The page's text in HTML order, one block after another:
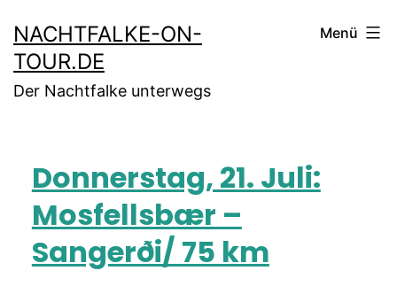
NACHTFALKE-ON-
TOUR.DE
Der Nachtfalke unterwegs
Menü
Donnerstag, 21. Juli:
Mosfellsbær –
Sangerði/ 75 km